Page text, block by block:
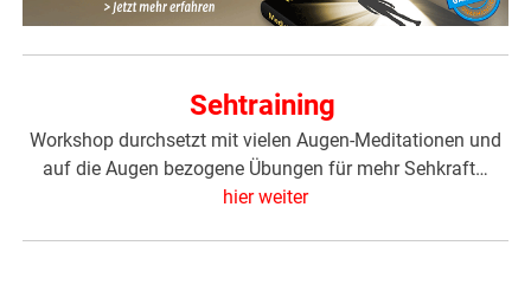
Sehtraining
Workshop durchsetzt mit vielen Augen-Meditationen und
auf die Augen bezogene Übungen für mehr Sehkraft…
hier weiter